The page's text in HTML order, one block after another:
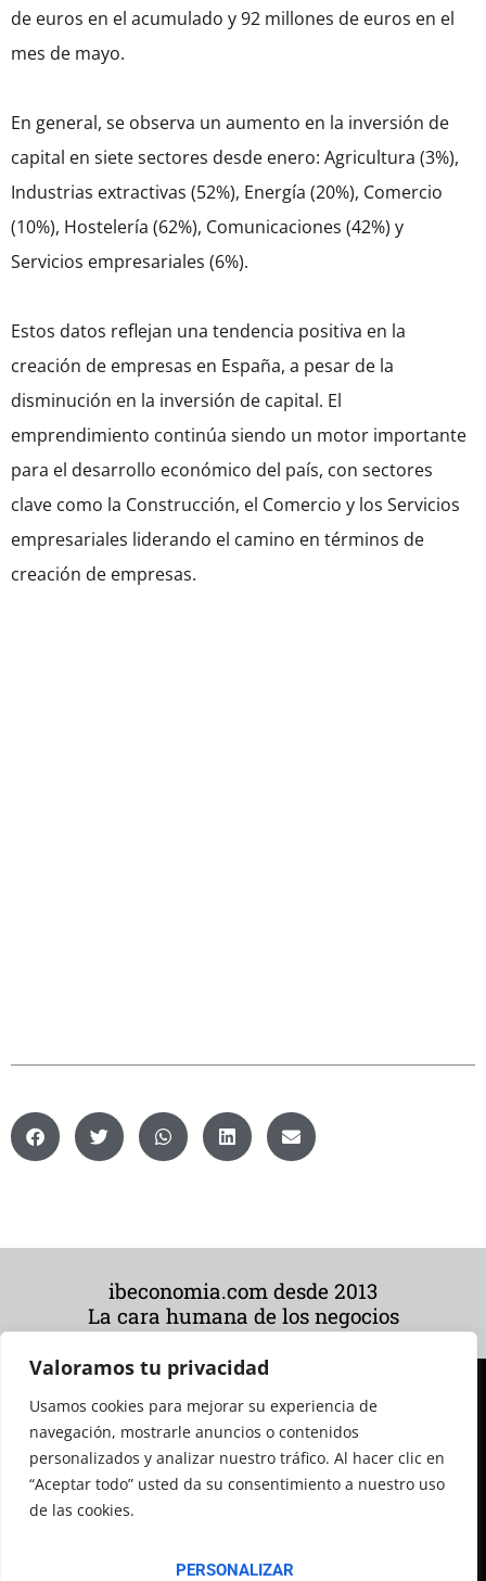
Valoramos tu privacidad
Usamos cookies para mejorar su experiencia de
navegación, mostrarle anuncios o contenidos
personalizados y analizar nuestro tráfico. Al hacer clic en
“Aceptar todo” usted da su consentimiento a nuestro uso
de las cookies.
PERSONALIZAR
de euros en el acumulado y 92 millones de euros en el
mes de mayo.
En general, se observa un aumento en la inversión de
capital en siete sectores desde enero: Agricultura (3%),
Industrias extractivas (52%), Energía (20%), Comercio
(10%), Hostelería (62%), Comunicaciones (42%) y
Servicios empresariales (6%).
Estos datos reflejan una tendencia positiva en la
creación de empresas en España, a pesar de la
disminución en la inversión de capital. El
emprendimiento continúa siendo un motor importante
para el desarrollo económico del país, con sectores
clave como la Construcción, el Comercio y los Servicios
empresariales liderando el camino en términos de
creación de empresas.
ibeconomia.com desde 2013
La cara humana de los negocios